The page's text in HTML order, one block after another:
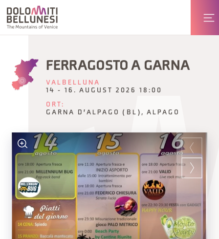
FERRAGOSTO A GARNA
VALBELLUNA
14 - 16. AUGUST 2026 18:00
ORT:
GARNA D'ALPAGO (BL), ALPAGO